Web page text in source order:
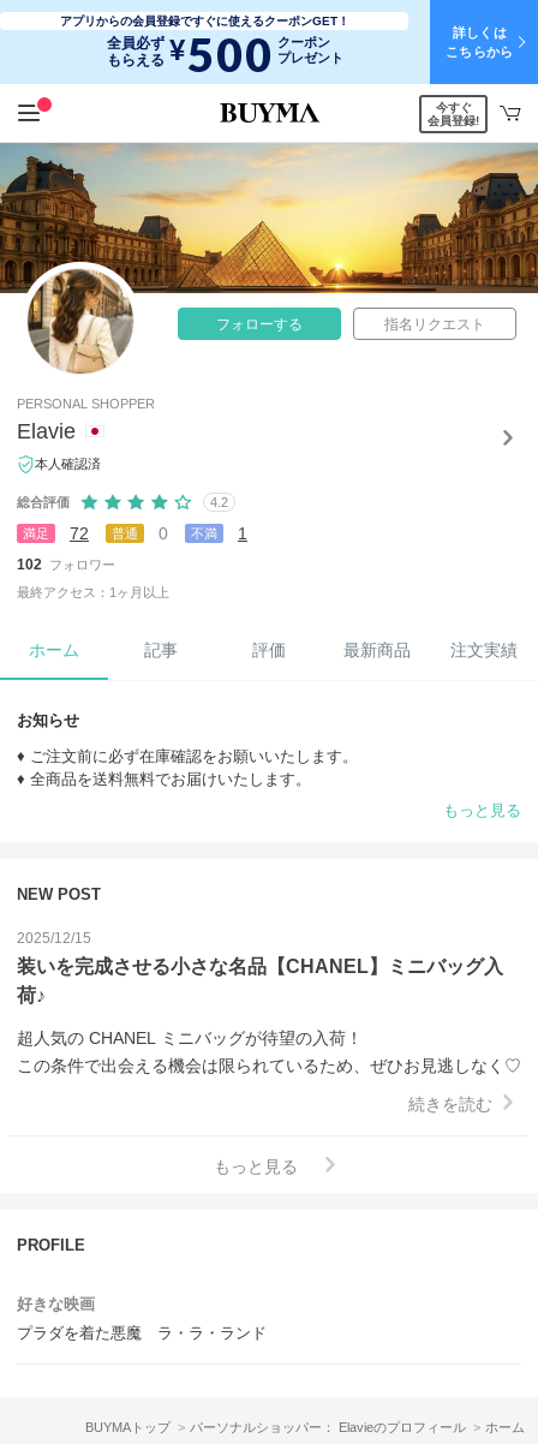
アプリからの会員登録ですぐに使えるクーポンGET！
全員必ず
もらえる ¥500 クーポン
プレゼント
詳しくは
こちらから
今すぐ
会員登録!
フォローする 指名リクエスト
PERSONAL SHOPPER
Elavie
本人確認済
総合評価 4.2
満足 72 普通 0 不満 1
102 フォロワー
最終アクセス：1ヶ月以上
ホーム 記事 評価 最新商品 注文実績
お知らせ
♦ ご注文前に必ず在庫確認をお願いいたします。
♦ 全商品を送料無料でお届けいたします。
ご希望のお客様には、買い付け時のレシートをお送りいたします。
【お急ぎのお客様へ】
海外発送の場合、通常よりお届けまでにお時間をいただくことがござい
ます。
当店では少しでも早くお届けできるよう「速達便」もご用意しておりま
す。
ご希望の際は、ご購入前にお問い合わせくださいませ。
※在庫状況によりご利用いただけない場合もございますので、お早めに
もっと見る
NEW POST
2025/12/15
装いを完成させる小さな名品【CHANEL】ミニバッグ入
荷♪
超人気の CHANEL ミニバッグが待望の入荷！
この条件で出会える機会は限られているため、ぜひお見逃しなく♡
続きを読む
もっと見る
PROFILE
好きな映画
プラダを着た悪魔 ラ・ラ・ランド
BUYMAトップ パーソナルショッパー： Elavieのプロフィール ホーム